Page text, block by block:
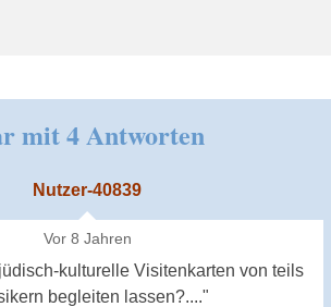
mit 4 Antworten
Nutzer-40839
Vor 8 Jahren
kulturelle Visitenkarten von teils
begleiten lassen?...."